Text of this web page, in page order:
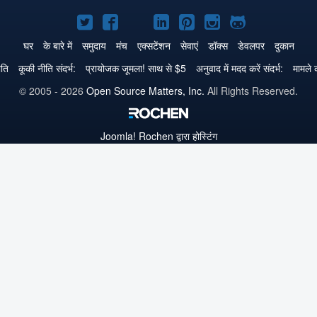
Joomla!
Twitter
पे
Joomla!
Facebook
पे
Joomla!
GitHub
पे
Joomla!
LinkedIn
पे
Joomla!
Pinterest
पे
Joomla!
Instagram
पे
Joomla!
GitHub
पे
घर के बारे में समुदाय मंच एक्सटेंशन सेवाएं डॉक्स डेवलपर
दुकान
कूकी नीति संदर्भ: प्रायोजक जूमला! साथ से $5 अनुवाद में मदद करें संदर्भ: मामले
© 2005 - 2026 Open Source Matters, Inc. All Rights Reserved.
Joomla! Rochen द्वारा होस्टिंग